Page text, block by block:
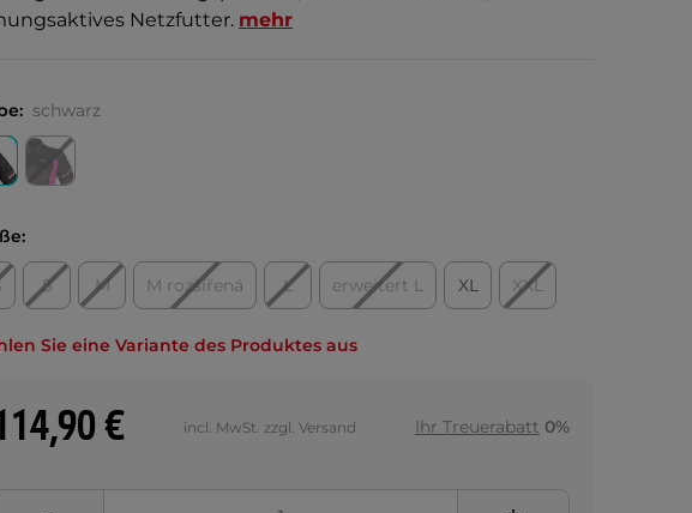
Netzfutter. mehr
schwarz
S M M rozšířená L erweitert L XL XXL
Sie eine Variante des Produktes aus
€ incl. MwSt. zzgl. Versand Ihr Treuerabatt 0%